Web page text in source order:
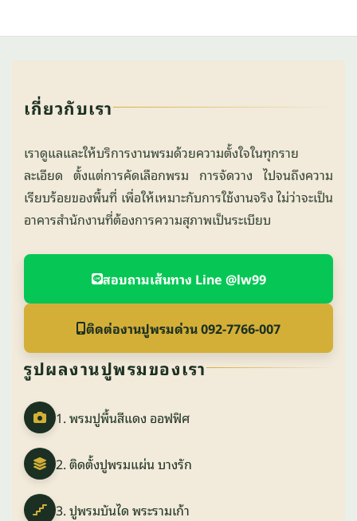
เกี่ยวกับเรา
เราดูแลและให้บริการงานพรมด้วยความตั้งใจในทุกราย
ละเอียด ตั้งแต่การคัดเลือกพรม การจัดวาง ไปจนถึงความ
เรียบร้อยของพื้นที่ เพื่อให้เหมาะกับการใช้งานจริง ไม่ว่าจะเป็น
อาคารสำนักงานที่ต้องการความสุภาพเป็นระเบียบ
สอบถามเส้นทาง Line @lw99
ติดต่องานปูพรมด่วน 092-7766-007
รูปผลงานปูพรมของเรา
1. พรมปูพื้นสีแดง ออฟฟิศ
2. ติดตั้งปูพรมแผ่น บางรัก
3. ปูพรมบันได พระรามเก้า